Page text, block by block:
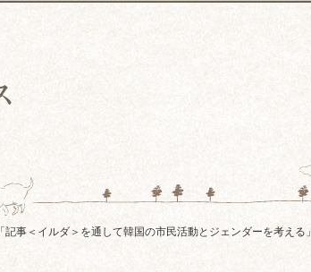
「記事＜イルダ＞を通して韓国の市民活動とジェンダーを考える」